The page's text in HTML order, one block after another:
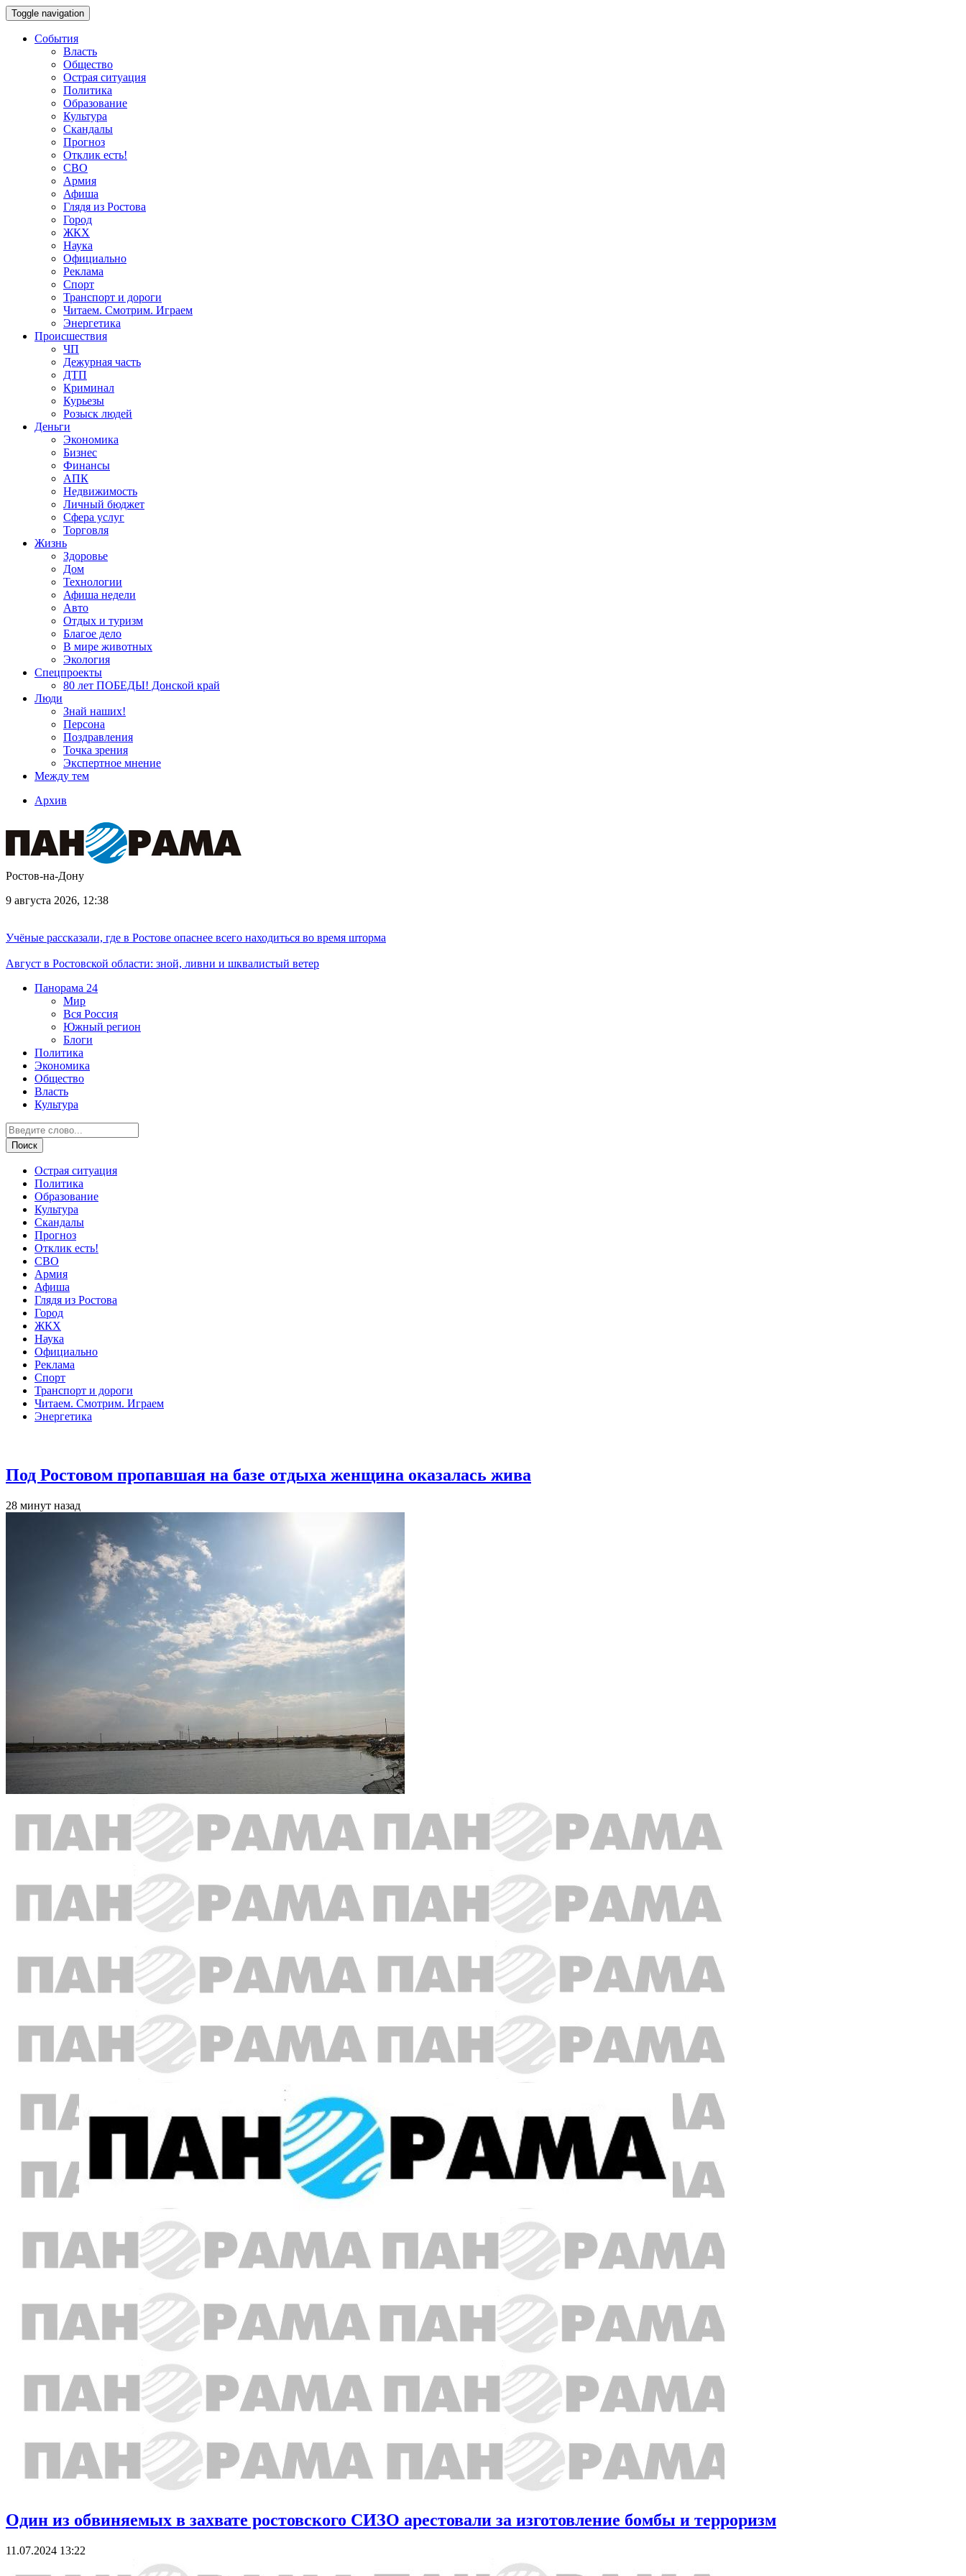
Toggle navigation
События
Власть
Общество
Острая ситуация
Политика
Образование
Культура
Скандалы
Прогноз
Отклик есть!
СВО
Армия
Афиша
Глядя из Ростова
Город
ЖКХ
Наука
Официально
Реклама
Спорт
Транспорт и дороги
Читаем. Смотрим. Играем
Энергетика
Происшествия
ЧП
Дежурная часть
ДТП
Криминал
Курьезы
Розыск людей
Деньги
Экономика
Бизнес
Финансы
АПК
Недвижимость
Личный бюджет
Сфера услуг
Торговля
Жизнь
Здоровье
Дом
Технологии
Афиша недели
Авто
Отдых и туризм
Благое дело
В мире животных
Экология
Спецпроекты
80 лет ПОБЕДЫ! Донской край
Люди
Знай наших!
Персона
Поздравления
Точка зрения
Экспертное мнение
Между тем
Архив
Ростов-на-Дону
9 августа 2026, 12:38
Учёные рассказали, где в Ростове опаснее всего находиться во время шторма
Август в Ростовской области: зной, ливни и шквалистый ветер
Панорама 24
Мир
Вся Россия
Южный регион
Блоги
Политика
Экономика
Общество
Власть
Культура
Острая ситуация
Политика
Образование
Культура
Скандалы
Прогноз
Отклик есть!
СВО
Армия
Афиша
Глядя из Ростова
Город
ЖКХ
Наука
Официально
Реклама
Спорт
Транспорт и дороги
Читаем. Смотрим. Играем
Энергетика
Под Ростовом пропавшая на базе отдыха женщина оказалась жива
28 минут назад
Один из обвиняемых в захвате ростовского СИЗО арестовали за изготовление бомбы и терроризм
11.07.2024 13:22